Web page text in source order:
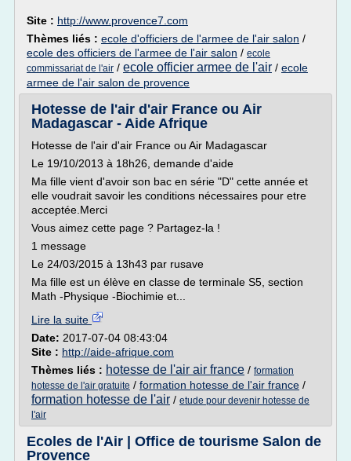
Site : http://www.provence7.com
Thèmes liés : ecole d'officiers de l'armee de l'air salon /
ecole des officiers de l'armee de l'air salon / ecole
commissariat de l'air / ecole officier armee de l'air / ecole
armee de l'air salon de provence
Hotesse de l'air d'air France ou Air
Madagascar - Aide Afrique
Hotesse de l'air d'air France ou Air Madagascar
Le 19/10/2013 à 18h26, demande d'aide
Ma fille vient d'avoir son bac en série "D" cette année et
elle voudrait savoir les conditions nécessaires pour etre
acceptée.Merci
Vous aimez cette page ? Partagez-la !
1 message
Le 24/03/2015 à 13h43 par rusave
Ma fille est un élève en classe de terminale S5, section
Math -Physique -Biochimie et...
Lire la suite
Date: 2017-07-04 08:43:04
Site : http://aide-afrique.com
Thèmes liés : hotesse de l'air air france / formation
hotesse de l'air gratuite / formation hotesse de l'air france /
formation hotesse de l'air / etude pour devenir hotesse de
l'air
Ecoles de l'Air | Office de tourisme Salon de
Provence